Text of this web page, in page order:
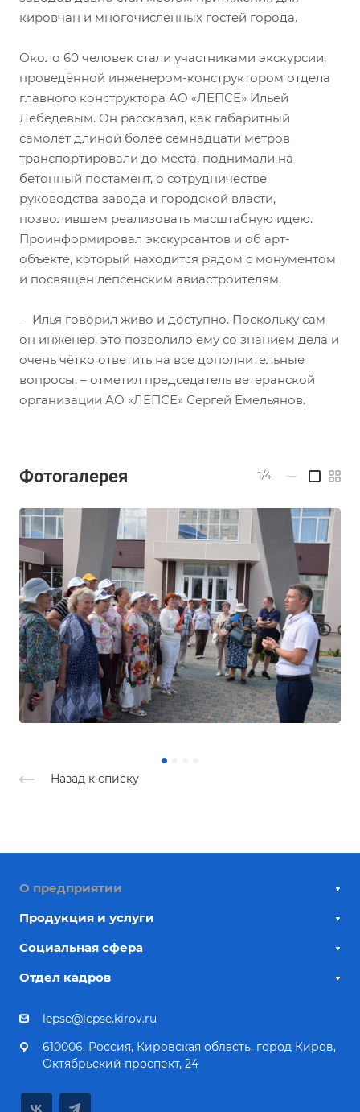
кировчан и многочисленных гостей города.
Около 60 человек стали участниками экскурсии,
проведённой инженером-конструктором отдела
главного конструктора АО «ЛЕПСЕ» Ильей
Лебедевым. Он рассказал, как габаритный
самолёт длиной более семнадцати метров
транспортировали до места, поднимали на
бетонный постамент, о сотрудничестве
руководства завода и городской власти,
позволившем реализовать масштабную идею.
Проинформировал экскурсантов и об арт-
объекте, который находится рядом с монументом
и посвящён лепсенским авиастроителям.
– Илья говорил живо и доступно. Поскольку сам
он инженер, это позволило ему со знанием дела и
очень чётко ответить на все дополнительные
вопросы, – отметил председатель ветеранской
организации АО «ЛЕПСЕ» Сергей Емельянов.
Фотогалерея 1/4 —
Назад к списку
О предприятии
Продукция и услуги
Социальная сфера
Отдел кадров
lepse@lepse.kirov.ru
610006, Россия, Кировская область, город Киров,
Октябрьский проспект, 24